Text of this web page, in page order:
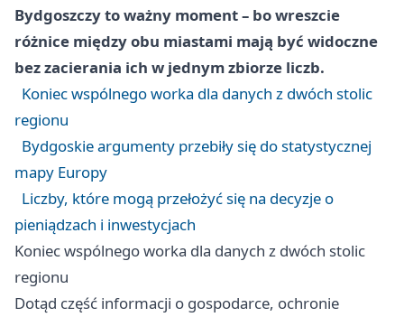
Bydgoszczy to ważny moment – bo wreszcie
różnice między obu miastami mają być widoczne
bez zacierania ich w jednym zbiorze liczb.
Koniec wspólnego worka dla danych z dwóch stolic
regionu
Bydgoskie argumenty przebiły się do statystycznej
mapy Europy
Liczby, które mogą przełożyć się na decyzje o
pieniądzach i inwestycjach
Koniec wspólnego worka dla danych z dwóch stolic
regionu
Dotąd część informacji o gospodarce, ochronie